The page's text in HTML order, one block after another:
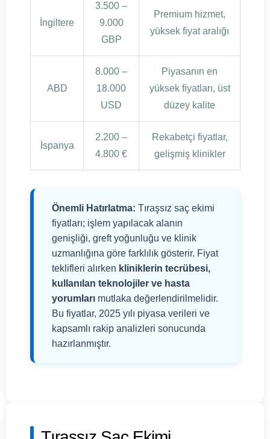
İngiltere
3.500 –
9.000
GBP
Premium hizmet,
yüksek fiyat aralığı
ABD
8.000 –
18.000
USD
Piyasanın en
yüksek fiyatları, üst
düzey kalite
İspanya
2.200 –
4.800 €
Rekabetçi fiyatlar,
gelişmiş klinikler
Önemli Hatırlatma: Tıraşsız saç ekimi
fiyatları; işlem yapılacak alanın
genişliği, greft yoğunluğu ve klinik
uzmanlığına göre farklılık gösterir. Fiyat
teklifleri alırken kliniklerin tecrübesi,
kullanılan teknolojiler ve hasta
yorumları mutlaka değerlendirilmelidir.
Bu fiyatlar, 2025 yılı piyasa verileri ve
kapsamlı rakip analizleri sonucunda
hazırlanmıştır.